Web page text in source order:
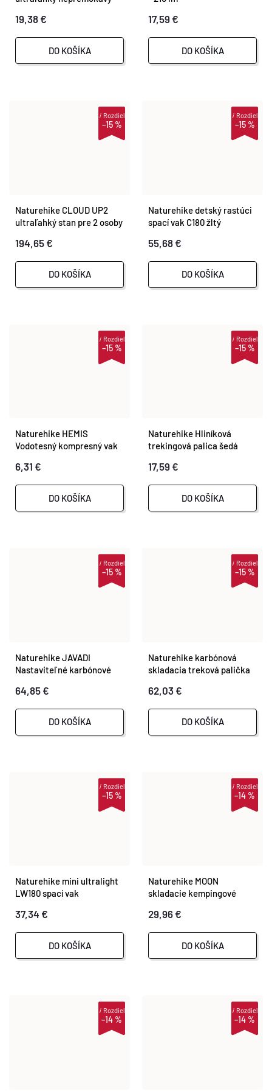
T
O
O
V
19,38 €
DO KOŠÍKA
17,59 €
DO KOŠÍKA
–15 %
iRozdiel
Naturehike CLOUD UP2
ultraľahký stan pre 2 osoby
194,65 €
DO KOŠÍKA
–15 %
iRozdiel
Naturehike detský rastúci
spací vak C180 žltý
55,68 €
DO KOŠÍKA
–15 %
iRozdiel
Naturehike HEMIS
Vodotesný kompresný vak
6,31 €
DO KOŠÍKA
–15 %
iRozdiel
Naturehike Hliníková
trekingová palica šedá
17,59 €
DO KOŠÍKA
–15 %
iRozdiel
Naturehike JAVADI
Nastaviteľné karbónové
rukoväťou
64,85 €
DO KOŠÍKA
–15 %
iRozdiel
Naturehike karbónová
skladacia treková palička
modrá
62,03 €
DO KOŠÍKA
–15 %
iRozdiel
Naturehike mini ultralight
LW180 spací vak
37,34 €
DO KOŠÍKA
–14 %
iRozdiel
Naturehike MOON
skladacie kempingové
materiálu
29,96 €
DO KOŠÍKA
–14 %
iRozdiel
–14 %
iRozdiel